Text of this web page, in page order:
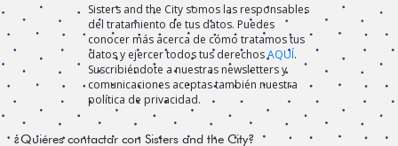
Sisters and the City somos las responsables
del tratamiento de tus datos. Puedes
conocer más acerca de cómo tratamos tus
datos y ejercer todos tus derechosAQUÍ.
Suscribiéndote a nuestras newsletters y
comunicaciones aceptas también nuestra
política de privacidad.
¿Quiéres contactar con Sisters and the City?